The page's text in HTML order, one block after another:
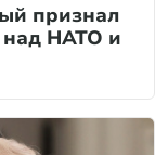
признал
над НАТО и